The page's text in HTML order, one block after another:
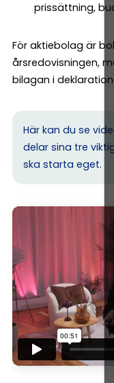
prissättning,
För aktiebolag är
årsredovisningen,
bilagan i
Här kan du se
delar sina tre
ska starta eget.